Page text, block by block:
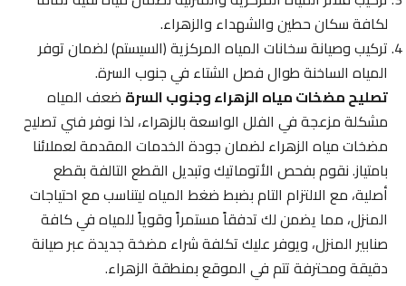
لكافة سكان حطين والشهداء والزهراء.
تركيب وصيانة سخانات المياه المركزية (السيستم) لضمان توفر
المياه الساخنة طوال فصل الشتاء في جنوب السرة.
تصليح مضخات مياه الزهراء وجنوب السرةضعف المياه
مشكلة مزعجة في الفلل الواسعة بالزهراء، لذا نوفر فني تصليح
مضخات مياه الزهراء لضمان جودة الخدمات المقدمة لعملائنا
بامتياز. نقوم بفحص الأتوماتيك وتبديل القطع التالفة بقطع
أصلية، مع الالتزام التام بضبط ضغط المياه ليتناسب مع احتياجات
المنزل، مما يضمن لك تدفقاً مستمراً وقوياً للمياه في كافة
صنابير المنزل، ويوفر عليك تكلفة شراء مضخة جديدة عبر صيانة
دقيقة ومحترفة تتم في الموقع بمنطقة الزهراء.